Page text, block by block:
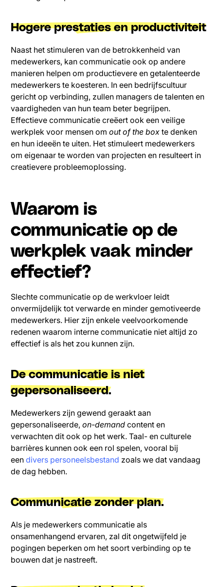
Hogere prestaties en productiviteit
Naast het stimuleren van de betrokkenheid van
medewerkers, kan communicatie ook op andere
manieren helpen om productievere en getalenteerde
medewerkers te koesteren. In een bedrijfscultuur
gericht op verbinding, zullen managers de talenten en
vaardigheden van hun team beter begrijpen.
Effectieve communicatie creëert ook een veilige
werkplek voor mensen omout of the box te denken
en hun ideeën te uiten. Het stimuleert medewerkers
om eigenaar te worden van projecten en resulteert in
creatievere probleemoplossing.
Waarom is
communicatie op de
werkplek vaak minder
effectief?
Slechte communicatie op de werkvloer leidt
onvermijdelijk tot verwarde en minder gemotiveerde
medewerkers. Hier zijn enkele veelvoorkomende
redenen waarom interne communicatie niet altijd zo
effectief is als het zou kunnen zijn.
De communicatie is niet
gepersonaliseerd.
Medewerkers zijn gewend geraakt aan
gepersonaliseerde,on-demand content en
verwachten dit ook op het werk. Taal- en culturele
barrières kunnen ook een rol spelen, vooral bij
eendivers personeelsbestand zoals we dat vandaag
de dag hebben.
Communicatie zonder plan.
Als je medewerkers communicatie als
onsamenhangend ervaren, zal dit ongetwijfeld je
pogingen beperken om het soort verbinding op te
bouwen dat je nastreeft.